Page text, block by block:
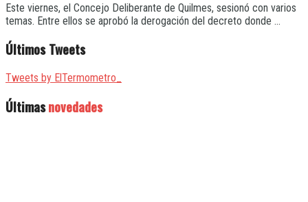
Este viernes, el Concejo Deliberante de Quilmes, sesionó con varios
temas. Entre ellos se aprobó la derogación del decreto donde ...
Últimos Tweets
Tweets by ElTermometro_
Últimasnovedades